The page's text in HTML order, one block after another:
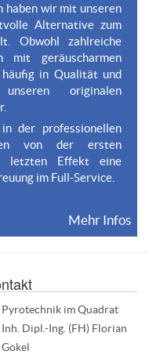
haben wir mit unseren
Alternative zum
Obwohl zahlreiche
mit geräuscharmen
häufig in Qualität und
originalen
der professionellen
von der ersten
letzten Effekt eine
im Full-Service.
Mehr Infos
Pyrotechnik im Quadrat
Inh. Dipl.-Ing. (FH) Florian
Gokel